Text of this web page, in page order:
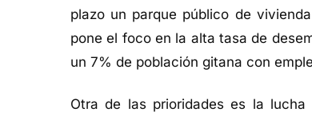
plazo un parque público de
pone el foco en la alta tasa de
un 7% de población gitana con
Otra de las prioridades es la